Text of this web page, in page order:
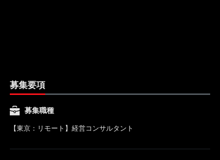
募集要項
募集職種
【東京：リモート】経営コンサルタント